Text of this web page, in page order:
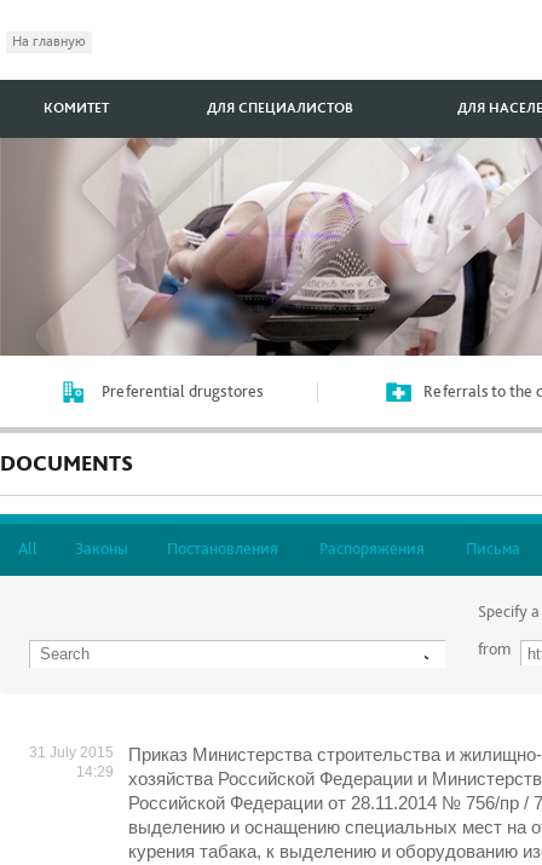
На главную
КОМИТЕТ ДЛЯ СПЕЦИАЛИСТОВ ДЛЯ
Preferential drugstores Referrals to the
DOCUMENTS
All Законы Постановления Распоряжения Письма
Specify
from
31 July 2015
14:29
Приказ Министерства строительства и
хозяйства Российской Федерации и
Российской Федерации от 28.11.2014 № 756/пр /
выделению и оснащению специальных мест на
курения табака, к выделению и оборудованию